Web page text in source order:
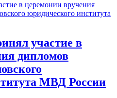
участие в
дипломов
МВД России